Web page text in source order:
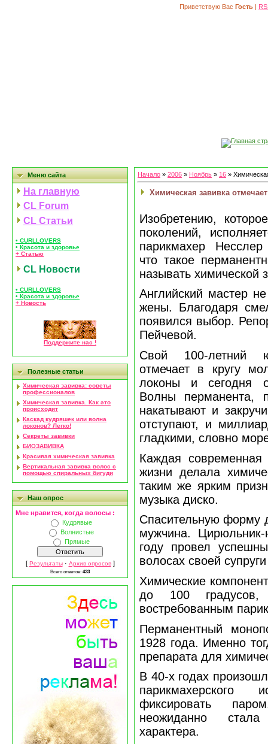
Приветствую Вас Гость |
Главная
Меню сайта
На главную
CL Forum
CL Статьи
• CURLLOVERS
• Красота и здоровье
+ Статью
CL Новости
• CURLLOVERS
• Красота и здоровье
+ Новость
Поддержите нас !
Полезные статьи
Химическая завивка: советы
профессионалов
Химическая завивка. Как это
происходит
Каскад кудряшек или волна
локонов? Легко!
Секреты завивки
БИОЗАВИВКА
Красивая химическая завивка
Вертикальная завивка волос с
помощью спиральных бигуди
Наш опрос
Мне нравится, когда волосы :
Кудрявые
Волнистые
Прямые
[ Результаты· Архив опросов]
Всего ответов: 433
Начало » 2006 » Ноябрь » 16 »
Химическая завивка
Изобретению,
поколений,
парикмахер
что такое
называть химической
Английский мастер
жены. Благодаря
появился выбор.
Пейчевой.
Свой 100-летний
отмечает в кругу
локоны и сегодня
Волны перманента,
накатывают и
отступают, и
гладкими, словно
Каждая
жизни делала
таким же ярким
музыка диско.
Спасительную форму
мужчина.
году провел
волосах своей
Химические
до 100
востребованным
Перманентный
1928 года. Именно
препарата для
В 40-х годах
парикмахерского
фиксировать
неожиданно
характера.